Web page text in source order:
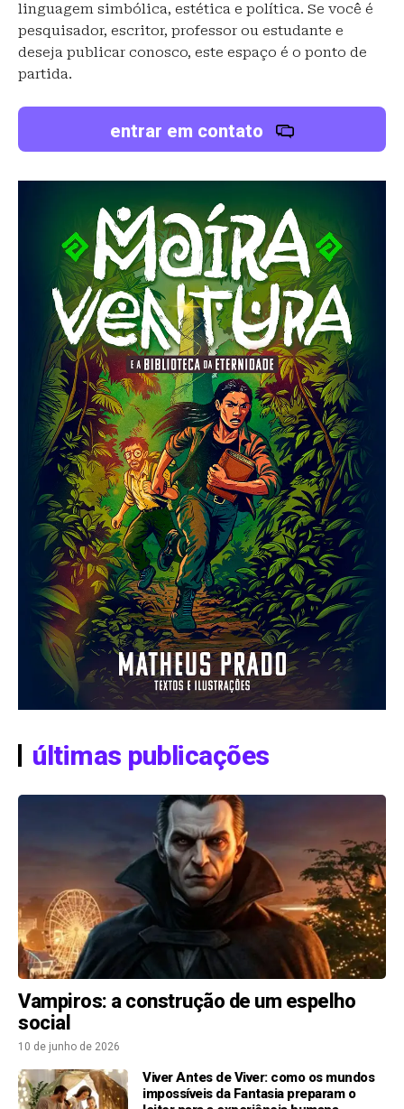
linguagem simbólica, estética e política. Se você é
pesquisador, escritor, professor ou estudante e
deseja publicar conosco, este espaço é o ponto de
partida.
entrar em contato
últimas publicações
Vampiros: a construção de um espelho
social
10 de junho de 2026
Viver Antes de Viver: como os mundos
impossíveis da Fantasia preparam o